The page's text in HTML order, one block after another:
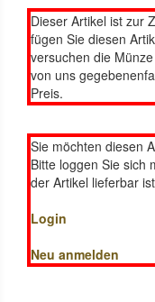
Dieser Artikel ist zur
fügen Sie diesen
versuchen die
von uns
Preis.
Sie möchten diesen
Bitte loggen Sie sich
der Artikel lieferbar
Login
Neu anmelden